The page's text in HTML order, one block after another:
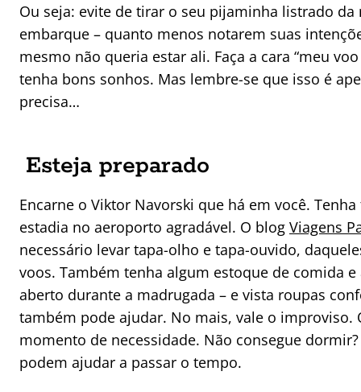
Ou seja: evite de tirar o seu pijaminha listrado
embarque – quanto menos notarem suas
mesmo não queria estar ali. Faça a cara “meu
tenha bons sonhos. Mas lembre-se que isso é
precisa…
Esteja preparado
Encarne o Viktor Navorski que há em você.
estadia no aeroporto agradável. O blog Viagens
necessário levar tapa-olho e tapa-ouvido,
voos. Também tenha algum estoque de comida
aberto durante a madrugada – e vista roupas
também pode ajudar. No mais, vale o
momento de necessidade. Não consegue
podem ajudar a passar o tempo.